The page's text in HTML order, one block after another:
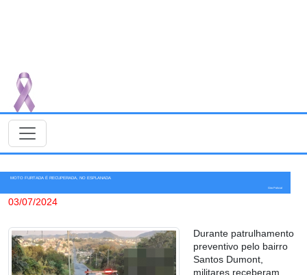
MOTO FURTADA É RECUPERADA, NO ESPLANADA
Giro Policial
03/07/2024
Durante patrulhamento
preventivo pelo bairro
Santos Dumont,
militares receberam